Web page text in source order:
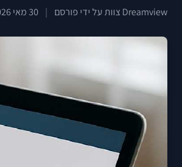
Dreamview צוות על ידי פורסם | 30 מאי 2026